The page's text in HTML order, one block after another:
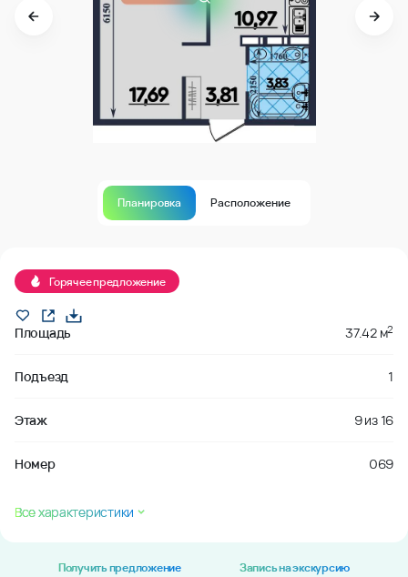
Планировка Расположение
Горячее предложение
Площадь 37.42 м2
Подъезд 1
Этаж 9из16
Номер 069
Все характеристики
Получить предложение Запись на экскурсию